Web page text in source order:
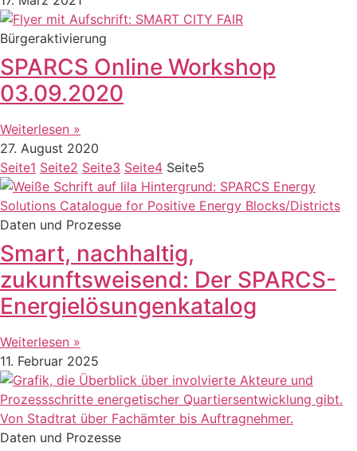
Bürgeraktivierung
SPARCS Online Workshop
03.09.2020
Weiterlesen »
27. August 2020
Seite1 Seite2 Seite3 Seite4 Seite5
Daten und Prozesse
Smart, nachhaltig,
zukunftsweisend: Der SPARCS-
Energielösungenkatalog
Weiterlesen »
11. Februar 2025
Daten und Prozesse